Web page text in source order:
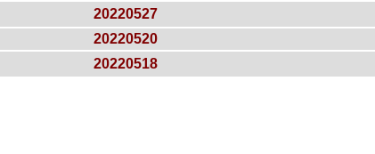
20220527
20220520
20220518